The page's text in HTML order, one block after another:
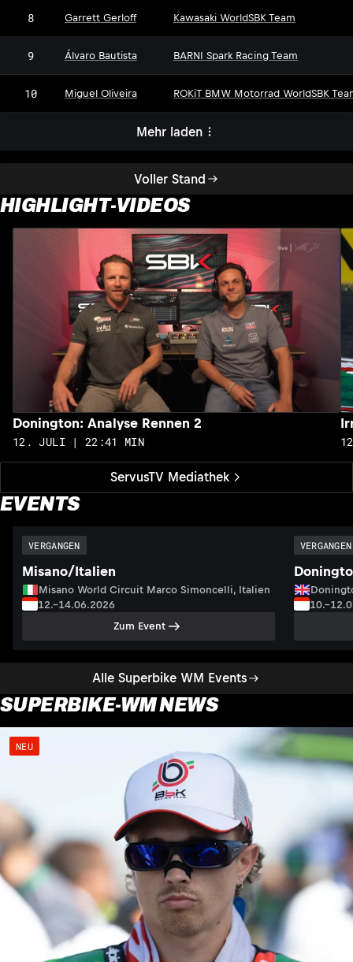
Voller Stand
8 Garrett Gerloff Kawasaki WorldSBK Team
9 Álvaro Bautista BARNI Spark Racing Team
10 Miguel Oliveira ROKiT BMW Motorrad WorldSBK
Mehr laden
HIGHLIGHT-VIDEOS
ServusTV Mediathek
Donington: Analyse Rennen 2
12. JULI | 22:41 MIN
EVENTS
Alle Superbike WM Events
VERGANGEN
Misano/Italien
Misano World Circuit Marco Simoncelli, Italien
12.–14.06.2026
Zum Event
VERGANGEN
SUPERBIKE-WM NEWS
NEU